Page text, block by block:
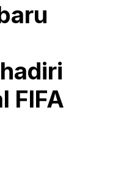
FIFA